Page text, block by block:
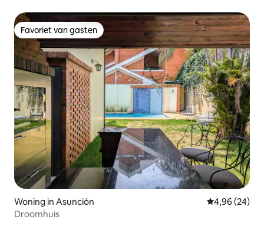
Favoriet van gasten
Favoriet van gasten
Woning in Asunción Gemiddelde
4,96 (24)
Droomhuis